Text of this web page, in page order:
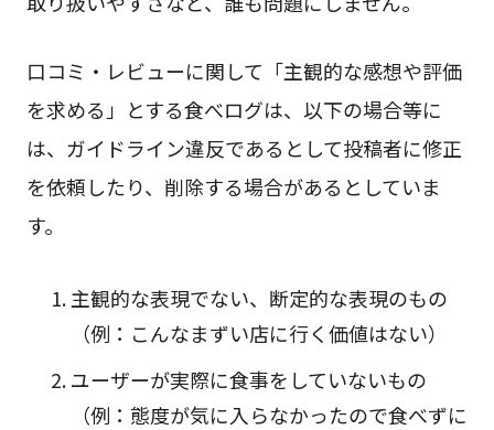
口コミ・レビューに関して「主観的な感想や評価
を求める」とする食べログは、以下の場合等に
は、ガイドライン違反であるとして投稿者に修正
を依頼したり、削除する場合があるとしていま
す。
主観的な表現でない、断定的な表現のもの
（例：こんなまずい店に行く価値はない）
ユーザーが実際に食事をしていないもの
（例：態度が気に入らなかったので食べずに